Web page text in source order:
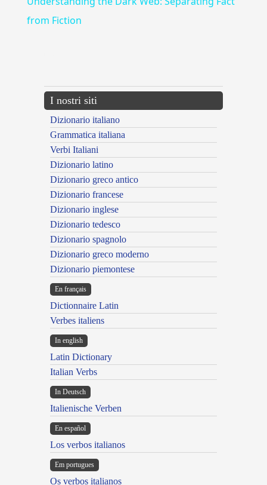
from Fiction
I nostri siti
Dizionario italiano
Grammatica italiana
Verbi Italiani
Dizionario latino
Dizionario greco antico
Dizionario francese
Dizionario inglese
Dizionario tedesco
Dizionario spagnolo
Dizionario greco moderno
Dizionario piemontese
En français
Dictionnaire Latin
Verbes italiens
In english
Latin Dictionary
Italian Verbs
In Deutsch
Italienische Verben
En español
Los verbos italianos
Em portugues
Os verbos italianos